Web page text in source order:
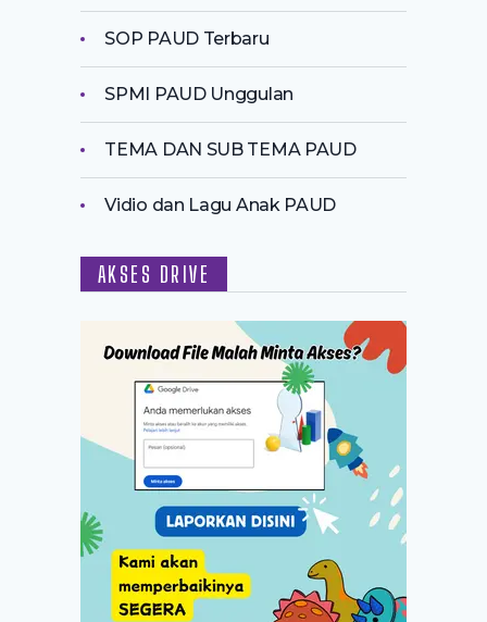
SOP PAUD Terbaru
SPMI PAUD Unggulan
TEMA DAN SUB TEMA PAUD
Vidio dan Lagu Anak PAUD
AKSES DRIVE